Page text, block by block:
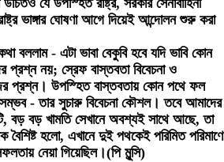
যে উপস্হিত রাষ্ট্র, সরকার সেনাবাহিনী
ভাঙ্গার ঘোষণা আগে দিয়েই আন্দোলন শুরু করা
বললাম - এটা ভাবা বেকুবি হবে যদি ভাবি কোন
প্রশ্ন নয়; স্রেফ বাস্তবতা বিবেচনা ও
প্রশ্ন। উপস্হিত বাস্তবতায় কোন পথে ফল
- তার সুচারু বিবেচনা কৌশল। তবে আমাদের
বড় বড় খামতি সেখানে অবশ্যই সাথে আছে, তা
বৈশিষ্ট হলো, এখানে দুই পথকেই পরিমিত পরিমাণে
নেয়া গিয়েছিল।(পি মুন্সি)